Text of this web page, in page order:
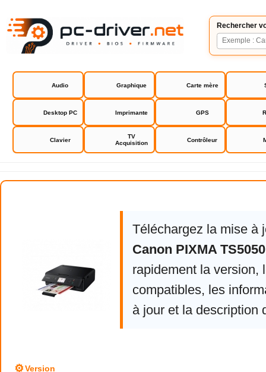
Rechercher
Audio Graphique Carte mère
Desktop PC Imprimante GPS
Clavier
TV
Acquisition
Contrôleur
Canon PIXMA TS5050
Téléchargez la mise à
Canon PIXMA TS5050
rapidement la version,
compatibles, les
à jour et la description
⚙Version